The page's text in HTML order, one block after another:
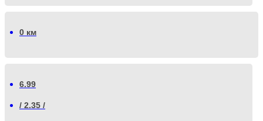
0 км
6.99
/ 2.35 /